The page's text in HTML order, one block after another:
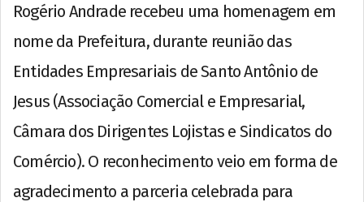
Rogério Andrade recebeu uma homenagem em
nome da Prefeitura, durante reunião das
Entidades Empresariais de Santo Antônio de
Jesus (Associação Comercial e Empresarial,
Câmara dos Dirigentes Lojistas e Sindicatos do
Comércio). O reconhecimento veio em forma de
agradecimento a parceria celebrada para